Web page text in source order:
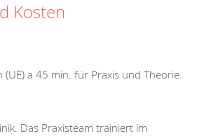
Kosten
a 45 min. für Praxis und Theorie.
Das Praxisteam trainiert im